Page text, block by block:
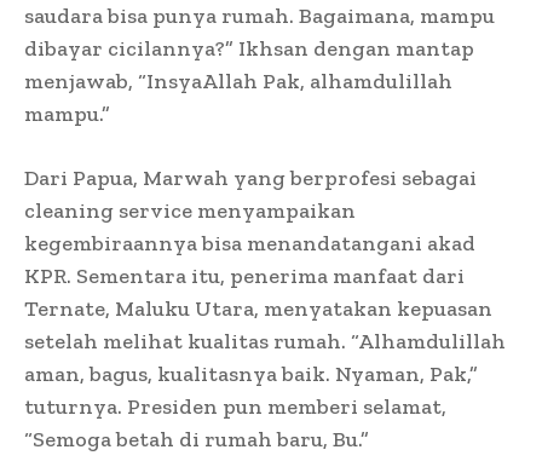
saudara bisa punya rumah. Bagaimana, mampu
dibayar cicilannya?” Ikhsan dengan mantap
menjawab, “InsyaAllah Pak, alhamdulillah
mampu.”
Dari Papua, Marwah yang berprofesi sebagai
cleaning service menyampaikan
kegembiraannya bisa menandatangani akad
KPR. Sementara itu, penerima manfaat dari
Ternate, Maluku Utara, menyatakan kepuasan
setelah melihat kualitas rumah. “Alhamdulillah
aman, bagus, kualitasnya baik. Nyaman, Pak,”
tuturnya. Presiden pun memberi selamat,
“Semoga betah di rumah baru, Bu.”